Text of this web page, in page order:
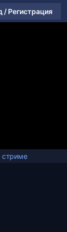
/ Регистрация
стриме